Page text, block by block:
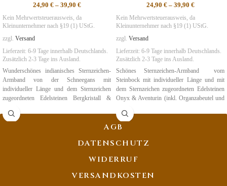
24,90 €– 39,90 €
Kein Mehrwertsteuerausweis, da
Kleinunternehmer nach §19 (1) UStG.
zzgl. Versand
Lieferzeit: 6-9 Tage innerhalb Deutschlands.
Zusätzlich 2-3 Tage ins Ausland.
Wunderschönes indianisches Sternzeichen-
Armband von der Schneegans mit
individueller Länge und dem Sternzeichen
zugeordneten Edelsteinen Bergkristall &
Geburtszeit: 22.12. bis 19.01.
24,90 €– 39,90 €
Kein Mehrwertsteuerausweis, da
Kleinunternehmer nach §19 (1) UStG.
zzgl. Versand
Lieferzeit: 6-9 Tage innerhalb Deutschlands.
Zusätzlich 2-3 Tage ins Ausland.
Schönes Sternzeichen-Armband vom
Steinbock mit individueller Länge und mit
dem Sternzeichen zugeordneten Edelsteinen
Onyx & Aventurin (inkl. Organzabeutel und
Geburtszeit: 22.12 - 20.01.
AGB
DATENSCHUTZ
WIDERRUF
VERSANDKOSTEN